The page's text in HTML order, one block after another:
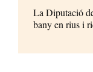
La Diputació
bany en rius i